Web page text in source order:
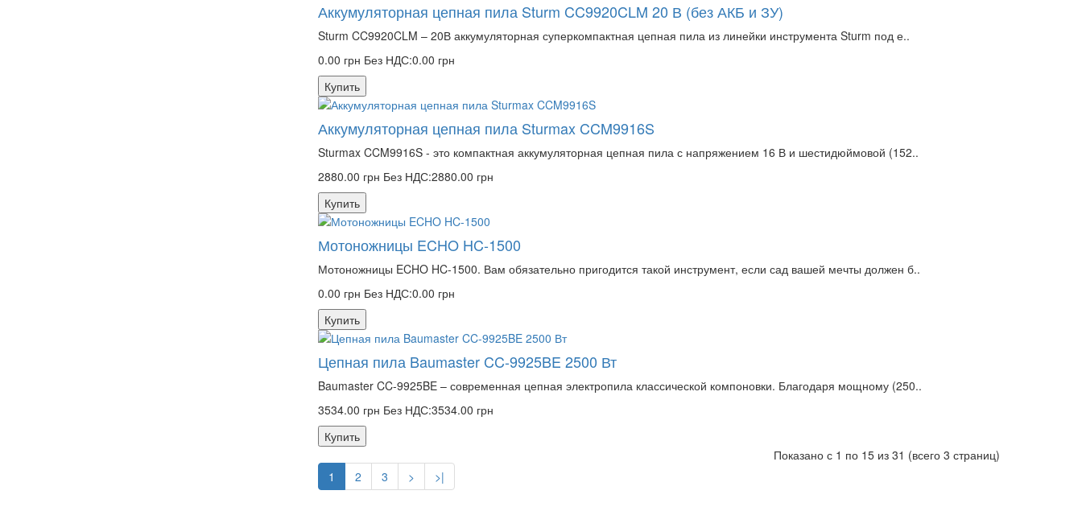
Аккумуляторная цепная пила Sturm CC9920CLM 20 В (без АКБ и ЗУ)
Sturm CC9920CLM – 20В аккумуляторная суперкомпактная цепная пила из линейки инструмента Sturm под е..
0.00 грн Без НДС:0.00 грн
Купить
Аккумуляторная цепная пила Sturmax CCM9916S
Sturmax CCM9916S - это компактная аккумуляторная цепная пила с напряжением 16 В и шестидюймовой (152..
2880.00 грн Без НДС:2880.00 грн
Купить
Мотоножницы ECHO HC-1500
Мотоножницы ECHO HC-1500. Вам обязательно пригодится такой инструмент, если сад вашей мечты должен б..
0.00 грн Без НДС:0.00 грн
Купить
Цепная пила Baumaster CC-9925BE 2500 Вт
Baumaster CC-9925BE – современная цепная электропила классической компоновки. Благодаря мощному (250..
3534.00 грн Без НДС:3534.00 грн
Купить
1 2 3 > >|
Показано с 1 по 15 из 31 (всего 3 страниц)